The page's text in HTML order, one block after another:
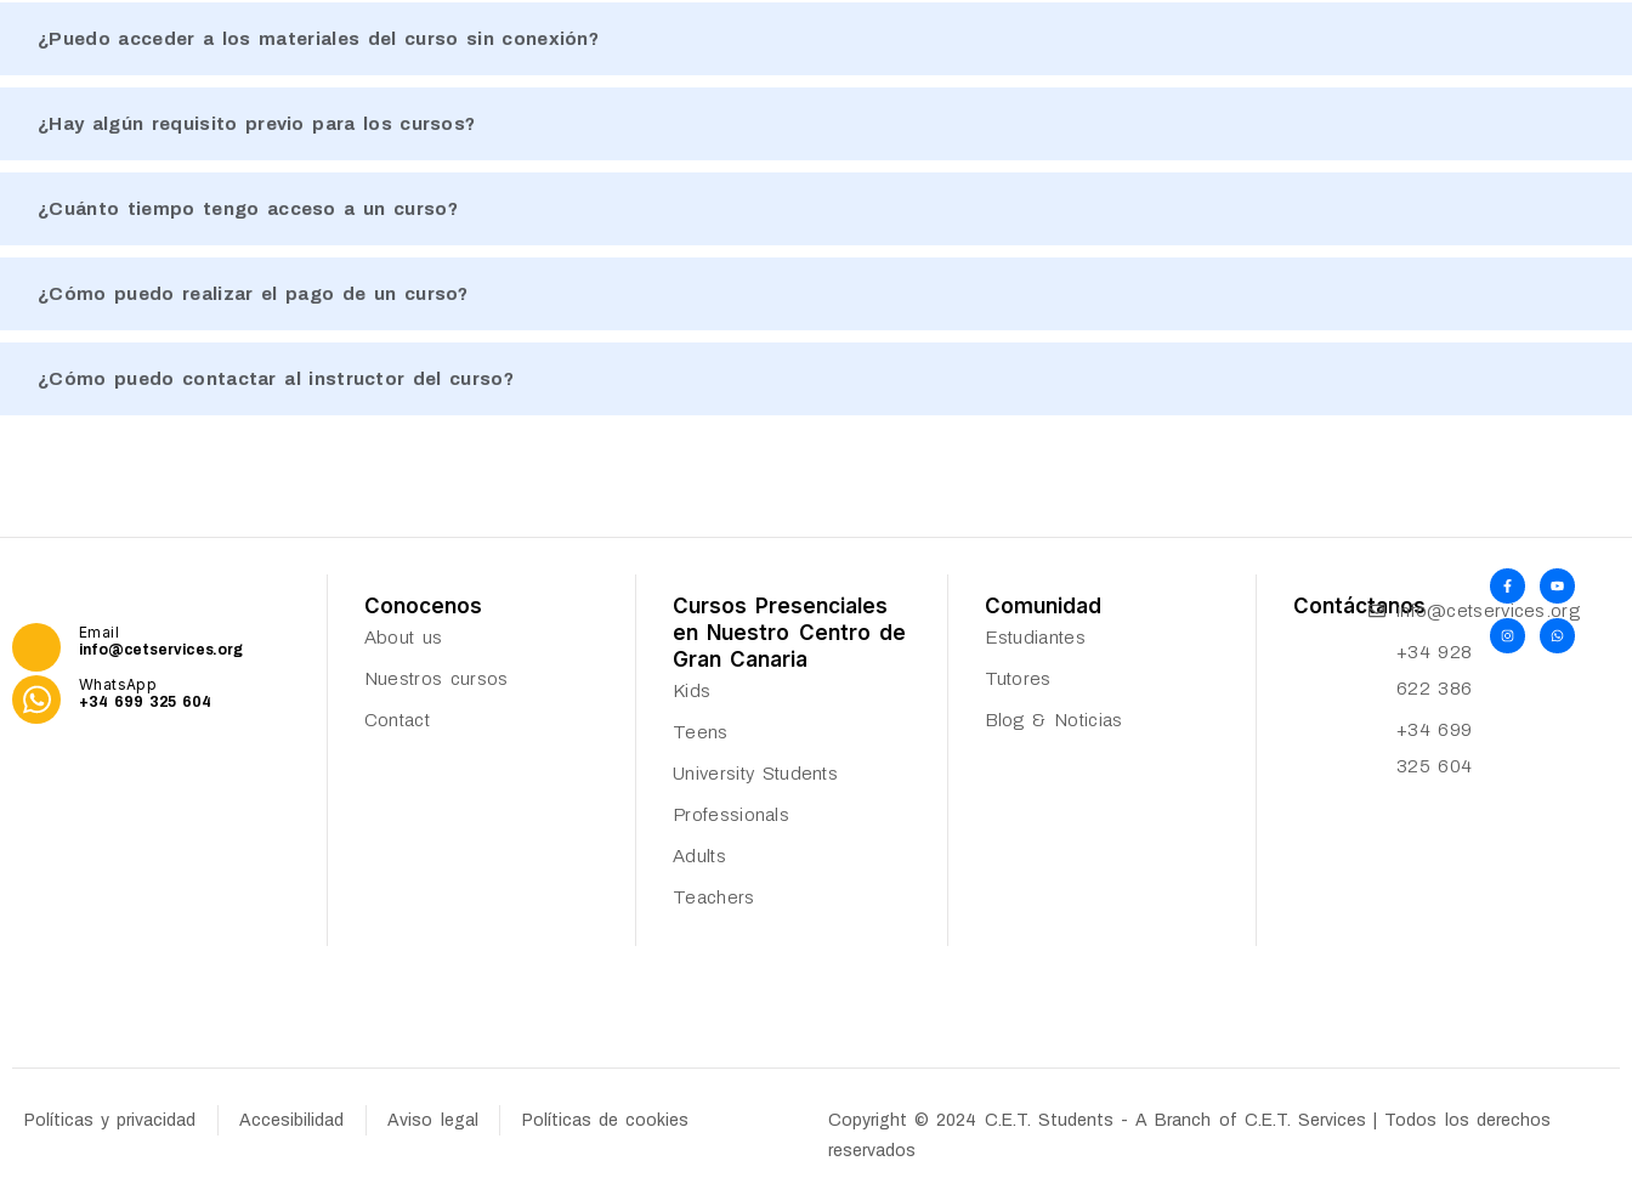
¿Puedo acceder a los materiales del curso sin conexión?
¿Hay algún requisito previo para los cursos?
¿Cuánto tiempo tengo acceso a un curso?
¿Cómo puedo realizar el pago de un curso?
¿Cómo puedo contactar al instructor del curso?
Email
info@cetservices.org
WhatsApp
+34 699 325 604
Conocenos
About us
Nuestros cursos
Contact
Cursos Presenciales
en Nuestro Centro de
Gran Canaria
Kids
Teens
University Students
Professionals
Adults
Teachers
Comunidad
Estudiantes
Tutores
Blog & Noticias
Contáctanosinfo@cetservices.org
+34 928
622 386
+34 699
325 604
Políticas y privacidad Accesibilidad Aviso legal Políticas de cookies
Copyright © 2024 C.E.T. Students - A Branch of C.E.T. Services | Todos los derechos
reservados